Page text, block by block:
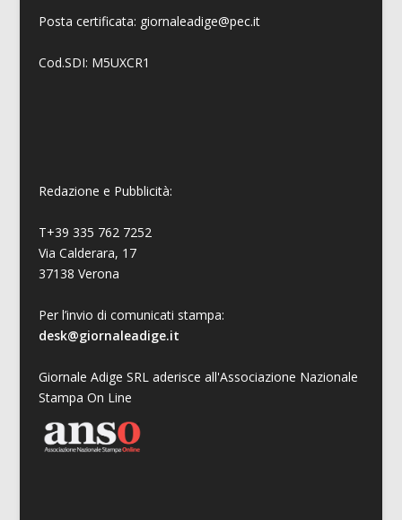
Posta certificata: giornaleadige@pec.it
Cod.SDI: M5UXCR1
Redazione e Pubblicità:
T+39 335 762 7252
Via Calderara, 17
37138 Verona
Per l’invio di comunicati stampa:
desk@giornaleadige.it
Giornale Adige SRL aderisce all'Associazione Nazionale
Stampa On Line